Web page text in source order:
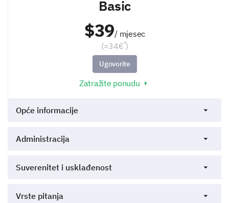
Basic
$39/ mjesec
(=34€*)
Ugovorite
Zatražite ponudu
Opće informacije
Administracija
Suverenitet i usklađenost
Vrste pitanja